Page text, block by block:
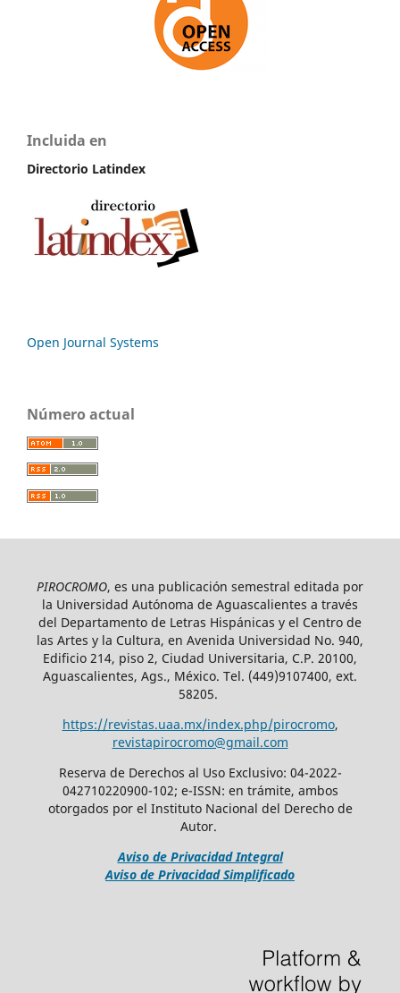
Incluida en
Directorio Latindex
Open Journal Systems
Número actual
PIROCROMO, es una publicación semestral editada por
la Universidad Autónoma de Aguascalientes a través
del Departamento de Letras Hispánicas y el Centro de
las Artes y la Cultura, en Avenida Universidad No. 940,
Edificio 214, piso 2, Ciudad Universitaria, C.P. 20100,
Aguascalientes, Ags., México. Tel. (449)9107400, ext.
58205.
https://revistas.uaa.mx/index.php/pirocromo,
revistapirocromo@gmail.com
Reserva de Derechos al Uso Exclusivo: 04-2022-
042710220900-102; e-ISSN: en trámite, ambos
otorgados por el Instituto Nacional del Derecho de
Autor.
Aviso de Privacidad Integral
Aviso de Privacidad Simplificado